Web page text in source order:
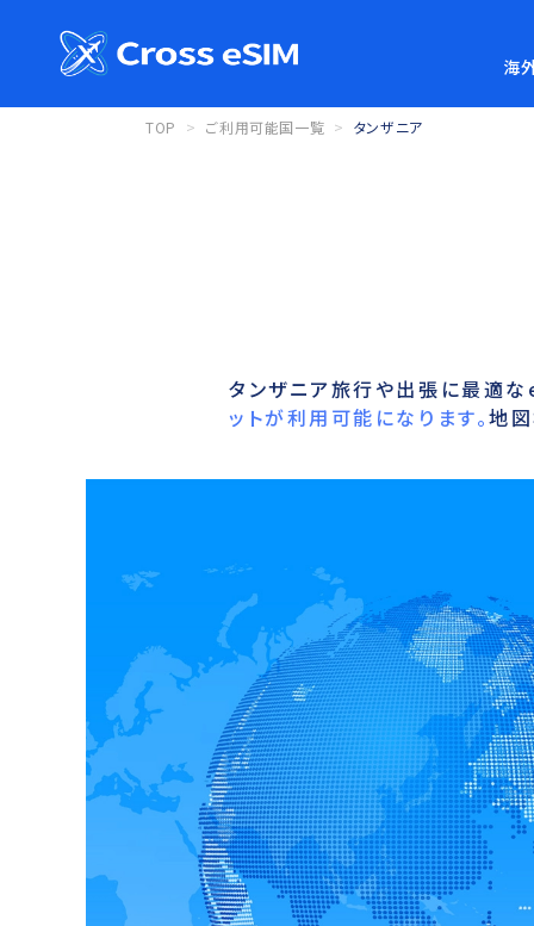
海
TOP ご利用可能国一覧 タンザニア
タンザニア旅行や出張に最適
ットが利用可能になります。地